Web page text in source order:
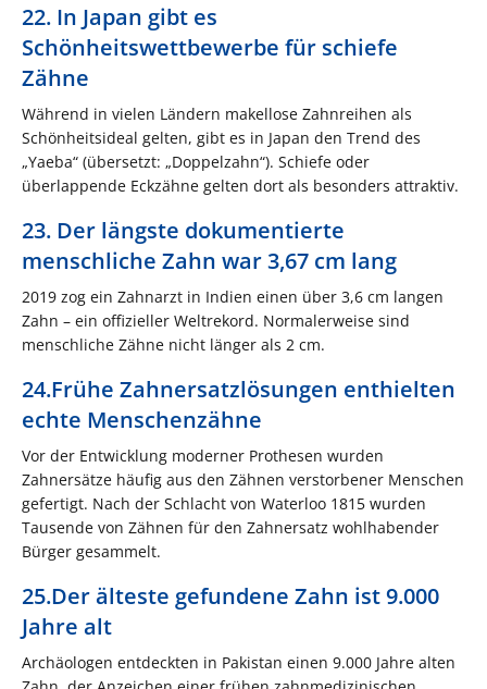
22. In Japan gibt es
Schönheitswettbewerbe für schiefe
Zähne
Während in vielen Ländern makellose Zahnreihen als
Schönheitsideal gelten, gibt es in Japan den Trend des
„Yaeba“ (übersetzt: „Doppelzahn“). Schiefe oder
überlappende Eckzähne gelten dort als besonders attraktiv.
23. Der längste dokumentierte
menschliche Zahn war 3,67 cm lang
2019 zog ein Zahnarzt in Indien einen über 3,6 cm langen
Zahn – ein offizieller Weltrekord. Normalerweise sind
menschliche Zähne nicht länger als 2 cm.
24.Frühe Zahnersatzlösungen enthielten
echte Menschenzähne
Vor der Entwicklung moderner Prothesen wurden
Zahnersätze häufig aus den Zähnen verstorbener Menschen
gefertigt. Nach der Schlacht von Waterloo 1815 wurden
Tausende von Zähnen für den Zahnersatz wohlhabender
Bürger gesammelt.
25.Der älteste gefundene Zahn ist 9.000
Jahre alt
Archäologen entdeckten in Pakistan einen 9.000 Jahre alten